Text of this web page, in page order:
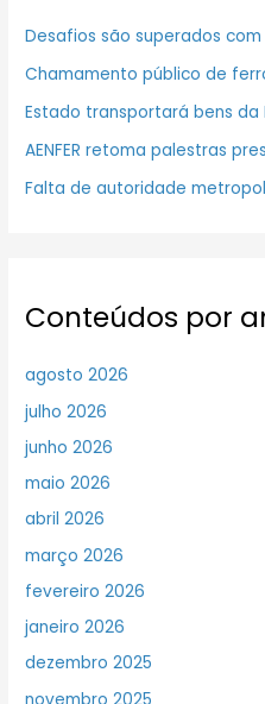
Desafios são superados
Chamamento público de
Estado transportará bens da
AENFER retoma palestras
Falta de autoridade
Conteúdos por
agosto 2026
julho 2026
junho 2026
maio 2026
abril 2026
março 2026
fevereiro 2026
janeiro 2026
dezembro 2025